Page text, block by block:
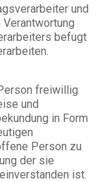
und
befugt
freiwillig
und
in Form
Person zu
der sie
ist.